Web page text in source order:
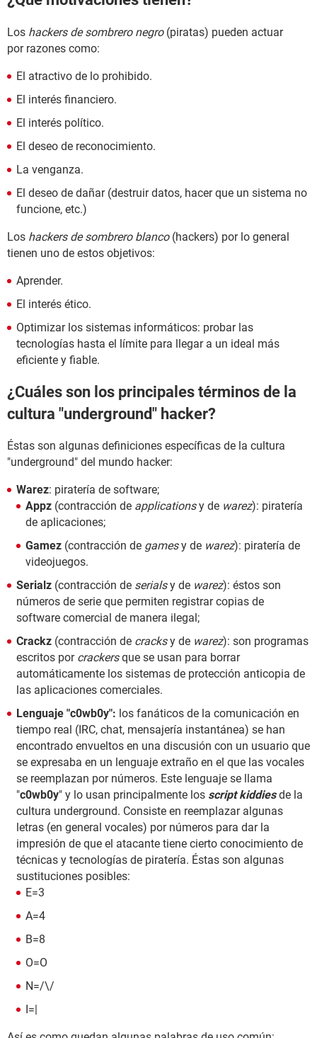
Los hackers de sombrero negro(piratas) pueden actuar
por razones como:
El atractivo de lo prohibido.
El interés financiero.
El interés político.
El deseo de reconocimiento.
La venganza.
El deseo de dañar (destruir datos, hacer que un sistema no
funcione, etc.)
Los hackers de sombrero blanco(hackers) por lo general
tienen uno de estos objetivos:
Aprender.
El interés ético.
Optimizar los sistemas informáticos: probar las
tecnologías hasta el límite para llegar a un ideal más
eficiente y fiable.
¿Cuáles son los principales términos de la
cultura "underground" hacker?
Éstas son algunas definiciones específicas de la cultura
"underground" del mundo hacker:
Warez: piratería de software;
Appz (contracción de applicationsy de warez): piratería
de aplicaciones;
Gamez (contracción de gamesy de warez): piratería de
videojuegos.
Serialz (contracción de serialsy de warez): éstos son
números de serie que permiten registrar copias de
software comercial de manera ilegal;
Crackz (contracción de cracksy de warez): son programas
escritos por crackersque se usan para borrar
automáticamente los sistemas de protección anticopia de
las aplicaciones comerciales.
Lenguaje "c0wb0y": los fanáticos de la comunicación en
tiempo real (IRC, chat, mensajería instantánea) se han
encontrado envueltos en una discusión con un usuario que
se expresaba en un lenguaje extraño en el que las vocales
se reemplazan por números. Este lenguaje se llama
"c0wb0y" y lo usan principalmente los script kiddies de la
cultura underground. Consiste en reemplazar algunas
letras (en general vocales) por números para dar la
impresión de que el atacante tiene cierto conocimiento de
técnicas y tecnologías de piratería. Éstas son algunas
sustituciones posibles:
E=3
A=4
B=8
O=O
N=/\/
I=|